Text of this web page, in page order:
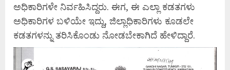
ಅಧಿಕಾರಿಗಳೇ ನಿರ್ವಹಿಸಿದ್ದರು. ಈಗ, ಈ ಎಲ್ಲಾ ಕಡತಗಳು
ಅಧಿಕಾರಿಗಳ ಬಳಿಯೇ ಇದ್ದು, ಜಿಲ್ಲಾಧಿಕಾರಿಗಳು ಕೂಡಲೇ
ಕಡತಗಳನ್ನು ತರಿಸಿಕೊಂಡು ನೋಡಬೇಕಾಗಿದೆ ಹೇಳಿದ್ದಾರೆ.